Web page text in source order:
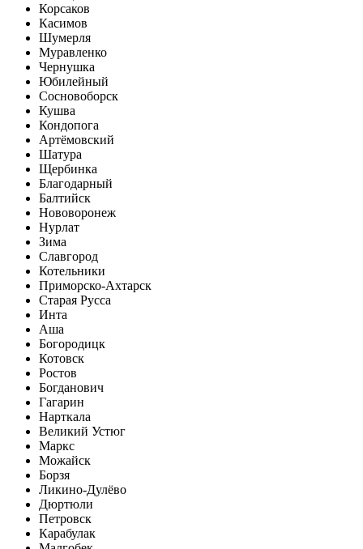
Корсаков
Касимов
Шумерля
Муравленко
Чернушка
Юбилейный
Сосновоборск
Кушва
Кондопога
Артёмовский
Шатура
Щербинка
Благодарный
Балтийск
Нововоронеж
Нурлат
Зима
Славгород
Котельники
Приморско-Ахтарск
Старая Русса
Инта
Аша
Богородицк
Котовск
Ростов
Богданович
Гагарин
Нарткала
Великий Устюг
Маркс
Можайск
Борзя
Ликино-Дулёво
Дюртюли
Петровск
Карабулак